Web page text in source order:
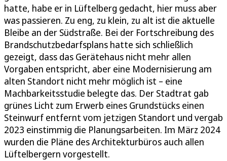
hatte, habe er in Lüftelberg gedacht, hier muss aber
was passieren. Zu eng, zu klein, zu alt ist die aktuelle
Bleibe an der Südstraße. Bei der Fortschreibung des
Brandschutzbedarfsplans hatte sich schließlich
gezeigt, dass das Gerätehaus nicht mehr allen
Vorgaben entspricht, aber eine Modernisierung am
alten Standort nicht mehr möglich ist – eine
Machbarkeitsstudie belegte das. Der Stadtrat gab
grünes Licht zum Erwerb eines Grundstücks einen
Steinwurf entfernt vom jetzigen Standort und vergab
2023 einstimmig die Planungsarbeiten. Im März 2024
wurden die Pläne des Architekturbüros auch allen
Lüftelbergern vorgestellt.